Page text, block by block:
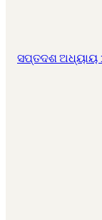
ସପ୍ତଦଶ ଅଧ୍ୟାୟ